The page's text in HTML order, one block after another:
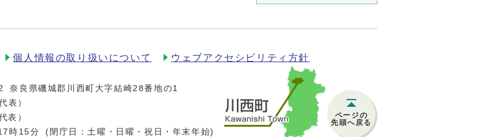
ページの
先頭へ戻る
個人情報の取り扱いについて ウェブアクセシビリティ方針
奈良県磯城郡川西町大字結崎28番地の1
表）
表）
時15分
(閉庁日：土曜・日曜・祝日・年末年始)